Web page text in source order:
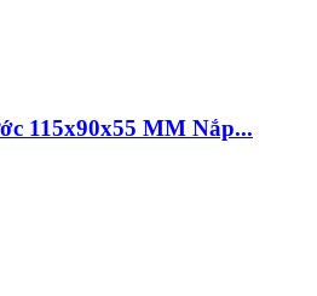
115x90x55 MM Nắp...